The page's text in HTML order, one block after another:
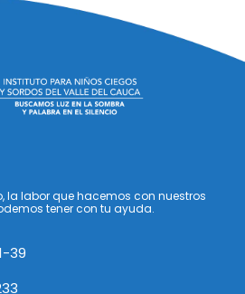
la labor que hacemos con nuestros
tener con tu ayuda.
39